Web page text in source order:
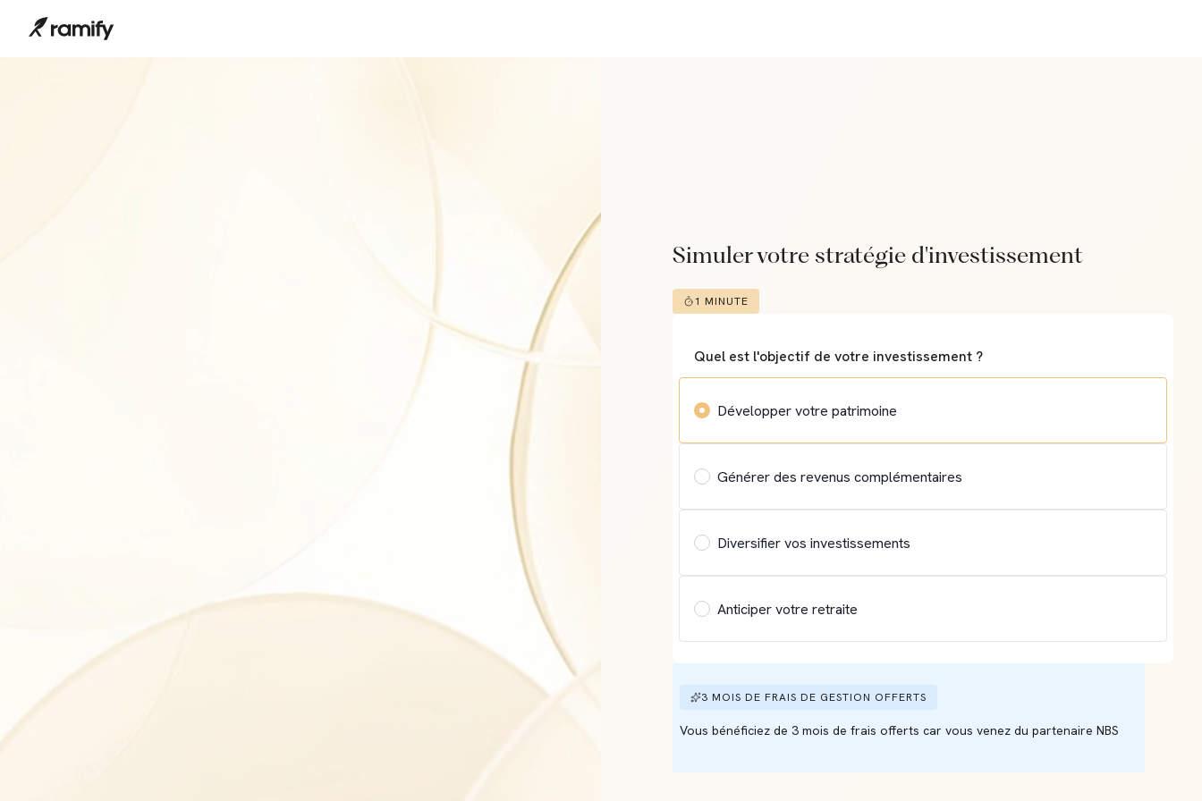
Simuler votre stratégie d'investissement
1 MINUTE
Quel est l'objectif de votre investissement ?
Développer votre patrimoine
Générer des revenus complémentaires
Diversifier vos investissements
Anticiper votre retraite
3 MOIS DE FRAIS DE GESTION OFFERTS
Vous bénéficiez de 3 mois de frais offerts car vous venez du partenaire NBS